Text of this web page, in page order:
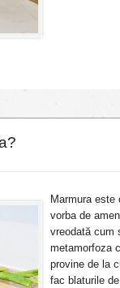
Marmura
vorba de
vreodată cum
metamorfoza
provine de la
fac blaturile